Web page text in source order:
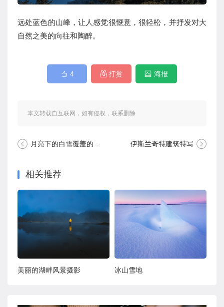
远处蓝色的山峰，让人感觉很惬意，很轻松，并抒发对大
自然之美的向往和陶醉。
4 打赏 海报
本文转载自互联网，如有侵权，联系删除
月亮下的白雪覆盖的山脉 伊斯兰奇特建筑特写
相关推荐
美丽的湖畔风景摄影 冰山雪地